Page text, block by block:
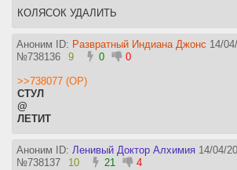
КОЛЯСОК УДАЛИТЬ
Аноним ID: Развратный Индиана Джонс 14/
№738136 9 0 0
>>738077 (OP)
СТУЛ
@
ЛЕТИТ
Аноним ID: Ленивый Доктор Алхимия 14/04/
№738137 10 21 4